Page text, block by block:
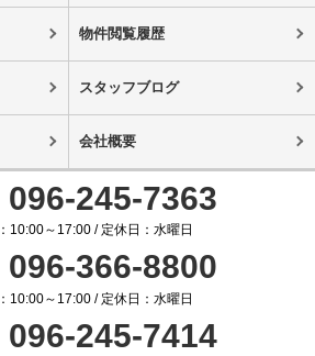
物件閲覧履歴
スタッフブログ
会社概要
096-245-7363
10:00～17:00 / 定休日：水曜日
096-366-8800
10:00～17:00 / 定休日：水曜日
096-245-7414